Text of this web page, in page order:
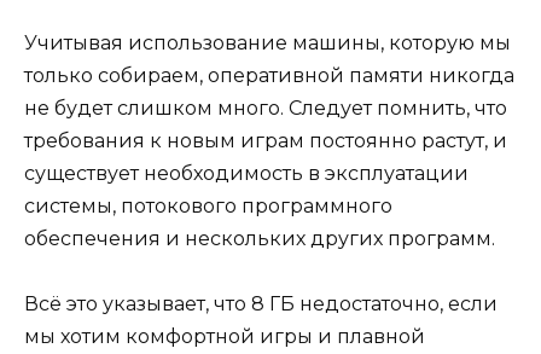
Учитывая использование машины, которую мы
только собираем, оперативной памяти никогда
не будет слишком много. Следует помнить, что
требования к новым играм постоянно растут, и
существует необходимость в эксплуатации
системы, потокового программного
обеспечения и нескольких других программ.
Всё это указывает, что 8 ГБ недостаточно, если
мы хотим комфортной игры и плавной